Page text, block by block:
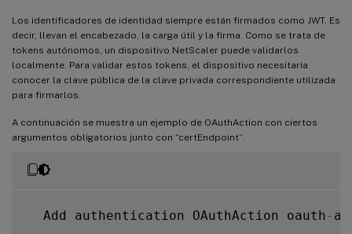
Los identificadores de identidad siempre están firmados como JWT. Es
decir, llevan el encabezado, la carga útil y la firma. Como se trata de
tokens autónomos, un dispositivo NetScaler puede validarlos
localmente. Para validar estos tokens, el dispositivo necesitaría
conocer la clave pública de la clave privada correspondiente utilizada
para firmarlos.
A continuación se muestra un ejemplo de OAuthAction con ciertos
argumentos obligatorios junto con “certEndpoint”.
  Add authentication OAuthAction oauth
-